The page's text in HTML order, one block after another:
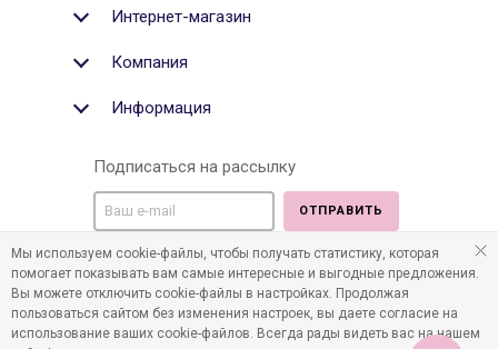
Интернет-магазин
Компания
Информация
Подписаться на рассылку
ОТПРАВИТЬ
Мы в социальных медиа:
Мы используем cookie-файлы, чтобы получать статистику, которая
помогает показывать вам самые интересные и выгодные предложения.
Вы можете отключить cookie-файлы в настройках. Продолжая
пользоваться сайтом без изменения настроек, вы даете согласие на
использование ваших cookie-файлов. Всегда рады видеть вас на нашем